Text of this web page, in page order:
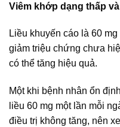
Viêm khớp dạng thấp
Liều khuyến cáo là 60
giảm triệu chứng chưa
có thể tăng hiệu quả.
Một khi bệnh nhân ổn
liều 60 mg một lần mỗi
điều trị không tăng, nên